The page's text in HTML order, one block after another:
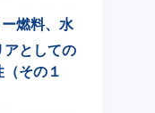
燃料、水
アとしての
その１